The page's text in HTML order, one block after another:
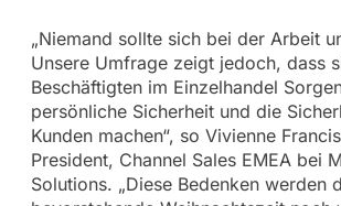
„Niemand sollte sich bei der Arbeit
Unsere Umfrage zeigt jedoch, dass
Beschäftigten im Einzelhandel
persönliche Sicherheit und die
Kunden machen“, so Vivienne
President, Channel Sales EMEA bei
Solutions. „Diese Bedenken werden